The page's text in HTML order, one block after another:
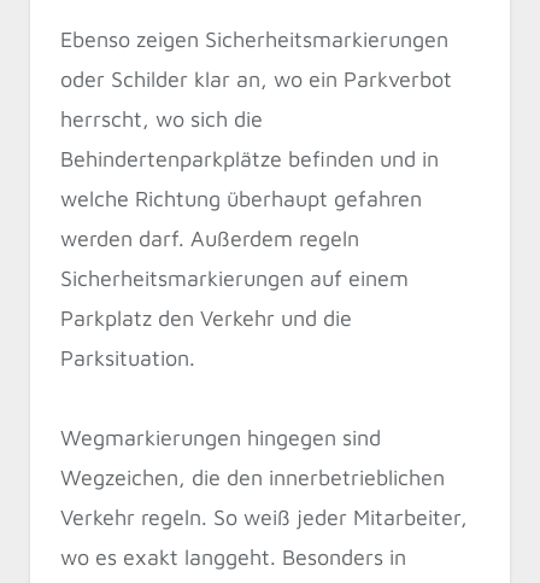
Ebenso zeigen Sicherheitsmarkierungen
oder Schilder klar an, wo ein Parkverbot
herrscht, wo sich die
Behindertenparkplätze befinden und in
welche Richtung überhaupt gefahren
werden darf. Außerdem regeln
Sicherheitsmarkierungen auf einem
Parkplatz den Verkehr und die
Parksituation.
Wegmarkierungen hingegen sind
Wegzeichen, die den innerbetrieblichen
Verkehr regeln. So weiß jeder Mitarbeiter,
wo es exakt langgeht. Besonders in